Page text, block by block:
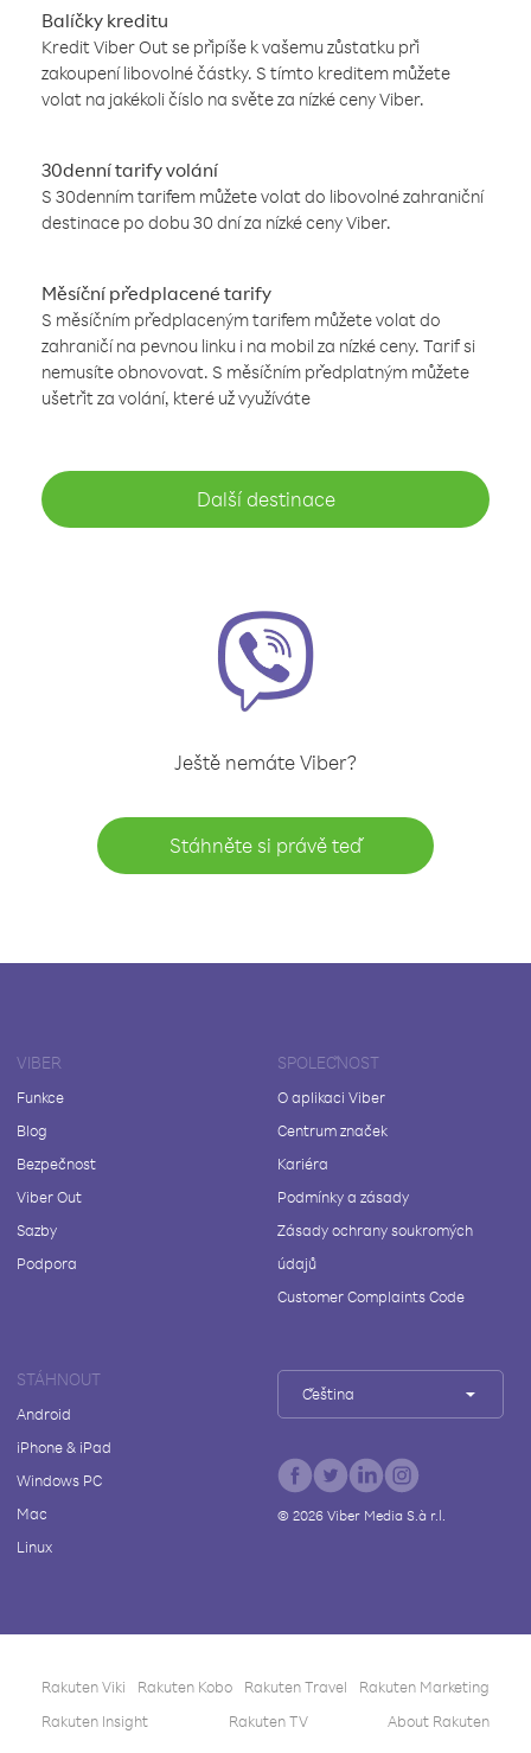
Balíčky kreditu
Kredit Viber Out se připíše k vašemu zůstatku při
zakoupení libovolné částky. S tímto kreditem můžete
volat na jakékoli číslo na světe za nízké ceny Viber.
30denní tarify volání
S 30denním tarifem můžete volat do libovolné zahraniční
destinace po dobu 30 dní za nízké ceny Viber.
Měsíční předplacené tarify
S měsíčním předplaceným tarifem můžete volat do
zahraničí na pevnou linku i na mobil za nízké ceny. Tarif si
nemusíte obnovovat. S měsíčním předplatným můžete
ušetřit za volání, které už využíváte
Další destinace
Ještě nemáte Viber?
Stáhněte si právě teď
VIBER
Funkce
Blog
Bezpečnost
Viber Out
Sazby
Podpora
SPOLEČNOST
O aplikaci Viber
Centrum značek
Kariéra
Podmínky a zásady
Zásady ochrany soukromých
údajů
Customer Complaints Code
STÁHNOUT
Android
iPhone & iPad
Windows PC
Mac
Linux
Čeština
© 2026Viber Media S.à r.l.
Rakuten Viki Rakuten Kobo Rakuten Travel
Rakuten Marketing
Rakuten Insight
Rakuten TV About Rakuten